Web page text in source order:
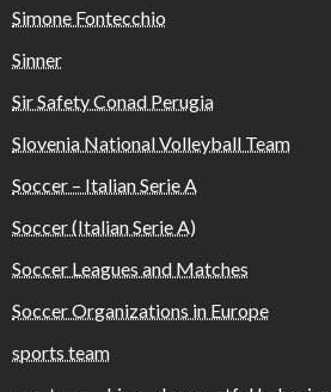
Simone Fontecchio
Sinner
Sir Safety Conad Perugia
Slovenia National Volleyball Team
Soccer – Italian Serie A
Soccer (Italian Serie A)
Soccer Leagues and Matches
Soccer Organizations in Europe
sports team